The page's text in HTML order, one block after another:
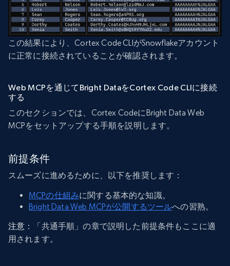
この結果により、Cortex Code CLIがSnowflakeアカウント
に正常に接続されていることが確認されます。
Web MCPを通じてBright DataをCortex Code CLIに接続
する
このセクションでは、Cortex CodeにBright Data Web
MCPをセットアップする手順を説明します。
前提条件
スムーズに進めるために、以下を推奨します：
MCPの仕組みに関する基本的な知識。
Bright Data Web MCPが公開するツールへの習熟。
注意 ：「共通手順」の章で説明した前提条件もここに適
用されます。